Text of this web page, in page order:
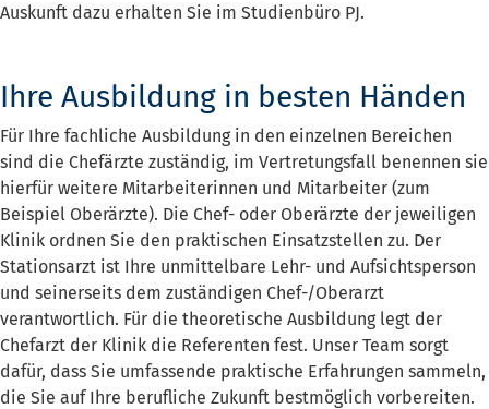
Auskunft dazu erhalten Sie im Studienbüro PJ.
Ihre Ausbildung in besten Händen
Für Ihre fachliche Ausbildung in den einzelnen Bereichen
sind die Chefärzte zuständig, im Vertretungsfall benennen sie
hierfür weitere Mitarbeiterinnen und Mitarbeiter (zum
Beispiel Oberärzte). Die Chef- oder Oberärzte der jeweiligen
Klinik ordnen Sie den praktischen Einsatzstellen zu. Der
Stationsarzt ist Ihre unmittelbare Lehr- und Aufsichtsperson
und seinerseits dem zuständigen Chef-/Oberarzt
verantwortlich. Für die theoretische Ausbildung legt der
Chefarzt der Klinik die Referenten fest. Unser Team sorgt
dafür, dass Sie umfassende praktische Erfahrungen sammeln,
die Sie auf Ihre berufliche Zukunft bestmöglich vorbereiten.